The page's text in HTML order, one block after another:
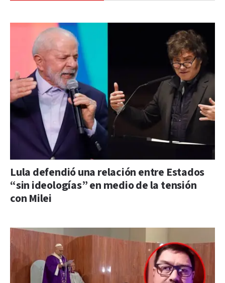
Lula defendió una relación entre Estados
“sin ideologías” en medio de la tensión
con Milei